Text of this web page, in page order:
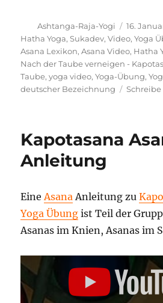
Autor
Ashtanga-Raja-Yogi
am
16.
Hatha Yoga,Sukadev,Video,Yoga
Asana Lexikon,Asana Video, Hatha
Nach der Taube verneigen -
Taube,yoga video,Yoga-Übung,
deutscher Bezeichnung
Kapotasana
Anleitung
Eine Asana Anleitung zu
Yoga Übung ist Teil der
Asanas im Knien, Asanas im
„KAPOTASANA
–
ASANA
LEXIKON
686“